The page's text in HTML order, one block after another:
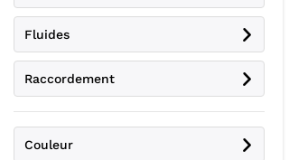
Fluides
Raccordement
Couleur